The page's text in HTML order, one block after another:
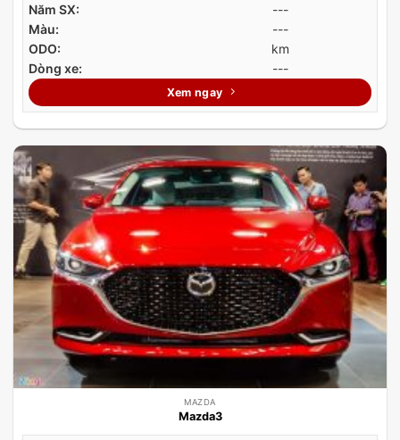
Năm SX:
---
Màu:
---
ODO:
km
Dòng xe:
---
Xem ngay
MAZDA
Mazda3